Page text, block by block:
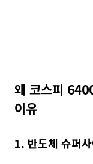
왜 코스피
이유
1. 반도체 슈퍼